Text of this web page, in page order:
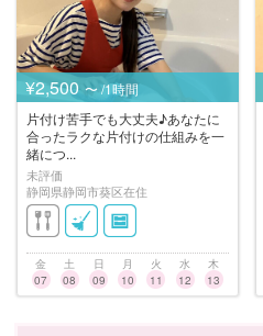
¥2,500 〜 /1時間
片付け苦手でも大丈夫♪あなたに
合ったラクな片付けの仕組みを一
緒につ...
未評価
静岡県静岡市葵区在住
金
07
土
08
日
09
月
10
火
11
水
12
木
13